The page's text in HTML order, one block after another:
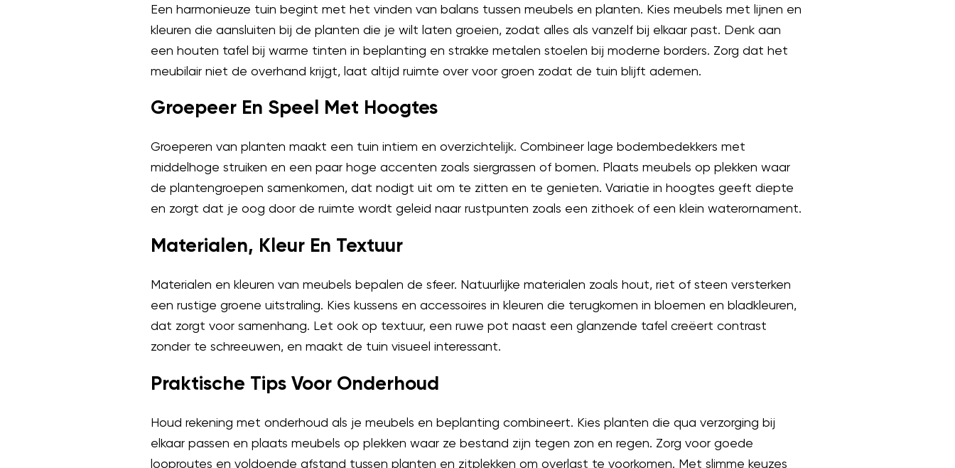
Een harmonieuze tuin begint met het vinden van balans tussen meubels en planten. Kies meubels met lijnen en
kleuren die aansluiten bij de planten die je wilt laten groeien, zodat alles als vanzelf bij elkaar past. Denk aan
een houten tafel bij warme tinten in beplanting en strakke metalen stoelen bij moderne borders. Zorg dat het
meubilair niet de overhand krijgt, laat altijd ruimte over voor groen zodat de tuin blijft ademen.
Groepeer En Speel Met Hoogtes
Groeperen van planten maakt een tuin intiem en overzichtelijk. Combineer lage bodembedekkers met
middelhoge struiken en een paar hoge accenten zoals siergrassen of bomen. Plaats meubels op plekken waar
de plantengroepen samenkomen, dat nodigt uit om te zitten en te genieten. Variatie in hoogtes geeft diepte
en zorgt dat je oog door de ruimte wordt geleid naar rustpunten zoals een zithoek of een klein waterornament.
Materialen, Kleur En Textuur
Materialen en kleuren van meubels bepalen de sfeer. Natuurlijke materialen zoals hout, riet of steen versterken
een rustige groene uitstraling. Kies kussens en accessoires in kleuren die terugkomen in bloemen en bladkleuren,
dat zorgt voor samenhang. Let ook op textuur, een ruwe pot naast een glanzende tafel creëert contrast
zonder te schreeuwen, en maakt de tuin visueel interessant.
Praktische Tips Voor Onderhoud
Houd rekening met onderhoud als je meubels en beplanting combineert. Kies planten die qua verzorging bij
elkaar passen en plaats meubels op plekken waar ze bestand zijn tegen zon en regen. Zorg voor goede
looproutes en voldoende afstand tussen planten en zitplekken om overlast te voorkomen. Met slimme keuzes